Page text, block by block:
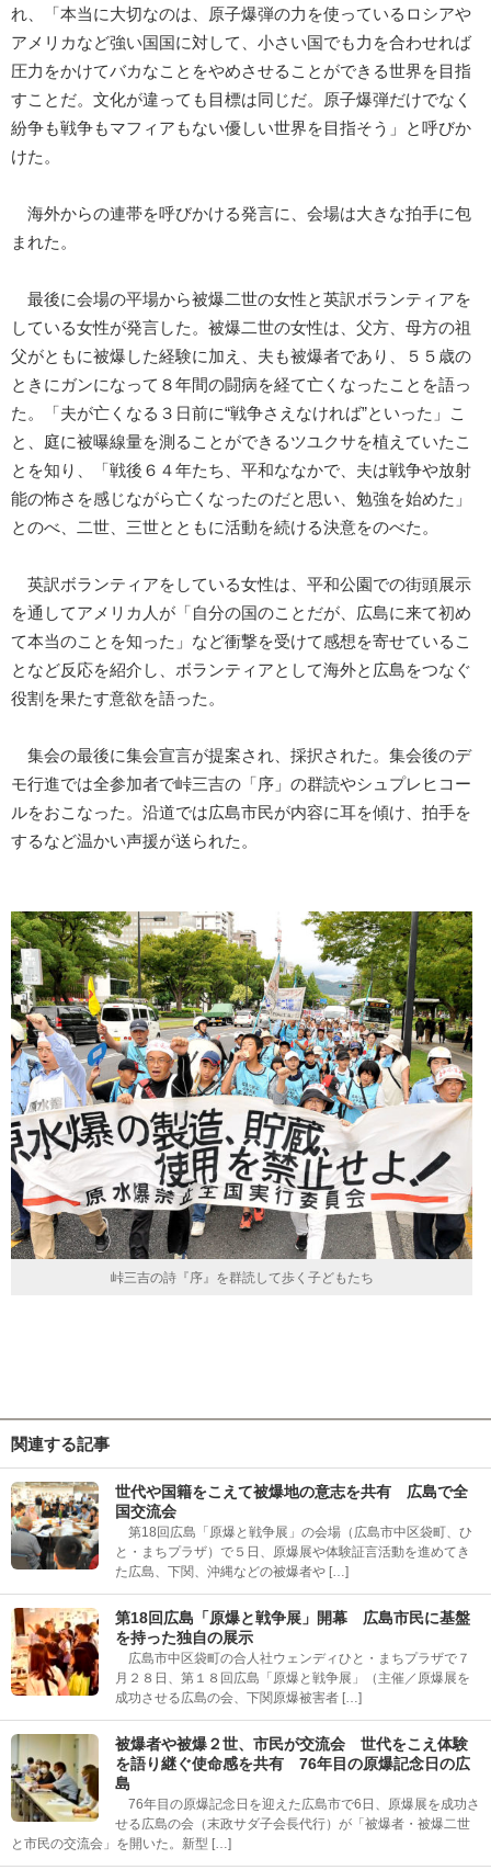
れ、「本当に大切なのは、原子爆弾の力を使っているロシアや
アメリカなど強い国国に対して、小さい国でも力を合わせれば
圧力をかけてバカなことをやめさせることができる世界を目指
すことだ。文化が違っても目標は同じだ。原子爆弾だけでなく
紛争も戦争もマフィアもない優しい世界を目指そう」と呼びか
けた。
海外からの連帯を呼びかける発言に、会場は大きな拍手に包
まれた。
最後に会場の平場から被爆二世の女性と英訳ボランティアを
している女性が発言した。被爆二世の女性は、父方、母方の祖
父がともに被爆した経験に加え、夫も被爆者であり、５５歳の
ときにガンになって８年間の闘病を経て亡くなったことを語っ
た。「夫が亡くなる３日前に“戦争さえなければ”といった」こ
と、庭に被曝線量を測ることができるツユクサを植えていたこ
とを知り、「戦後６４年たち、平和ななかで、夫は戦争や放射
能の怖さを感じながら亡くなったのだと思い、勉強を始めた」
とのべ、二世、三世とともに活動を続ける決意をのべた。
英訳ボランティアをしている女性は、平和公園での街頭展示
を通してアメリカ人が「自分の国のことだが、広島に来て初め
て本当のことを知った」など衝撃を受けて感想を寄せているこ
となど反応を紹介し、ボランティアとして海外と広島をつなぐ
役割を果たす意欲を語った。
集会の最後に集会宣言が提案され、採択された。集会後のデ
モ行進では全参加者で峠三吉の「序」の群読やシュプレヒコー
ルをおこなった。沿道では広島市民が内容に耳を傾け、拍手を
するなど温かい声援が送られた。
峠三吉の詩『序』を群読して歩く子どもたち
関連する記事
世代や国籍をこえて被爆地の意志を共有 広島で全
国交流会
第18回広島「原爆と戦争展」の会場（広島市中区袋町、ひ
と・まちプラザ）で５日、原爆展や体験証言活動を進めてき
た広島、下関、沖縄などの被爆者や […]
第18回広島「原爆と戦争展」開幕 広島市民に基盤
を持った独自の展示
広島市中区袋町の合人社ウェンディひと・まちプラザで７
月２８日、第１８回広島「原爆と戦争展」（主催／原爆展を
成功させる広島の会、下関原爆被害者 […]
被爆者や被爆２世、市民が交流会 世代をこえ体験
を語り継ぐ使命感を共有 76年目の原爆記念日の広
島
76年目の原爆記念日を迎えた広島市で6日、原爆展を成功さ
せる広島の会（末政サダ子会長代行）が「被爆者・被爆二世
と市民の交流会」を開いた。新型 […]